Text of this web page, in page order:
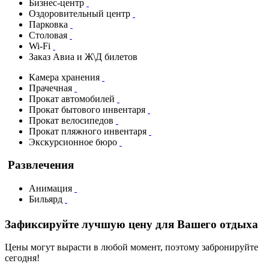
Бизнес-центр
Оздоровительный центр
Парковка
Столовая
Wi-Fi
Заказ Авиа и Ж\Д билетов
Камера хранения
Прачечная
Прокат автомобилей
Прокат бытового инвентаря
Прокат велосипедов
Прокат пляжного инвентаря
Экскурсионное бюро
Развлечения
Анимация
Бильярд
Зафиксируйте лучшую цену для Вашего отдыха
Цены могут вырасти в любой момент, поэтому забронируйте
сегодня!